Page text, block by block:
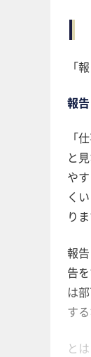
「
報告
「
と
や
く
りま
報
告
は
す
と